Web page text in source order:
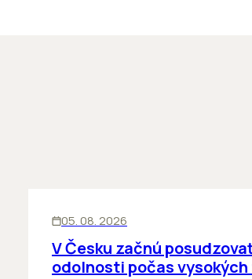
05. 08. 2026
V Česku začnú
odolnosti počas